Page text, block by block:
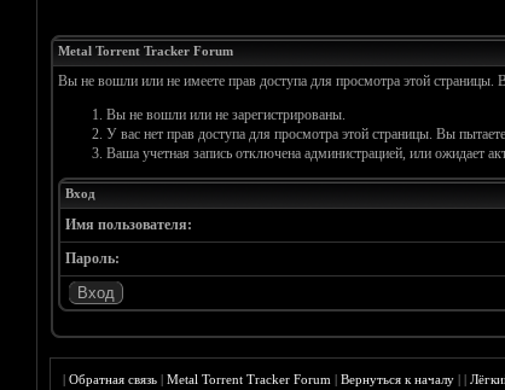
Metal Torrent Tracker Forum
Вы не вошли или не имеете прав доступа для просмотра этой
Вы не вошли или не зарегистрированы.
У вас нет прав доступа для просмотра этой страницы. Вы
Ваша учетная запись отключена администрацией, или ожидает
Вход
Имя пользователя:
Пароль:
|Обратная связь |Metal Torrent Tracker Forum |Вернуться к началу ||